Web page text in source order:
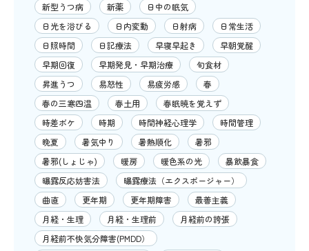
新型うつ病
新薬
日中の眠気
日光を浴びる
日内変動 日射病
日常生活
日照時間
日記療法 早寝早起き
早朝覚醒
早期回復
早期発見・早期治療
旬食材
昇進うつ
易怒性 易疲労感
春
春の三寒四温
春土用
春眠暁を覚えず
時差ボケ
時期 時間神経心理学
時間管理
晩夏
暑気中り 暑熱順化
暑邪
暑邪(しょじゃ)
暖房 暖色系の光
暴飲暴食
曝露反応妨害法
曝露療法（エクスポージャー）
曲直
更年期 更年期障害
最善主義
月経・生理
月経・生理前
月経前の誇張
月経前不快気分障害(PMDD）